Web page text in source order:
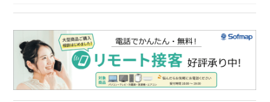
中継機 バッファロー 中継機 Wi-Fi